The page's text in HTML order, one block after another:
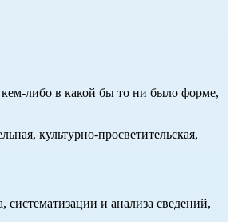
кем-либо в какой бы то ни было форме,
культурно-просветительская,
и анализа сведений,